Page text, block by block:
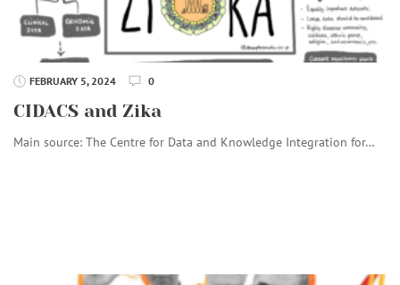
FEBRUARY 5, 2024 0
CIDACS and Zika
Main source: The Centre for Data and Knowledge Integration for…